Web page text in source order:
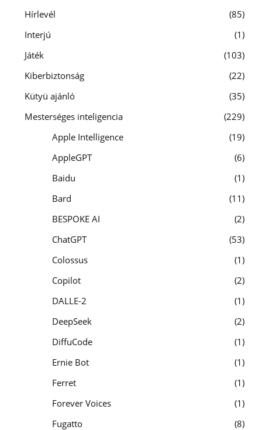
Hírlevél
85
Interjú
1
Játék
103
Kiberbiztonság
22
Kütyü ajánló
35
Mesterséges inteligencia
229
Apple Intelligence
19
AppleGPT
6
Baidu
1
Bard
11
BESPOKE AI
2
ChatGPT
53
Colossus
1
Copilot
2
DALLE-2
1
DeepSeek
2
DiffuCode
1
Ernie Bot
1
Ferret
1
Forever Voices
1
Fugatto
8